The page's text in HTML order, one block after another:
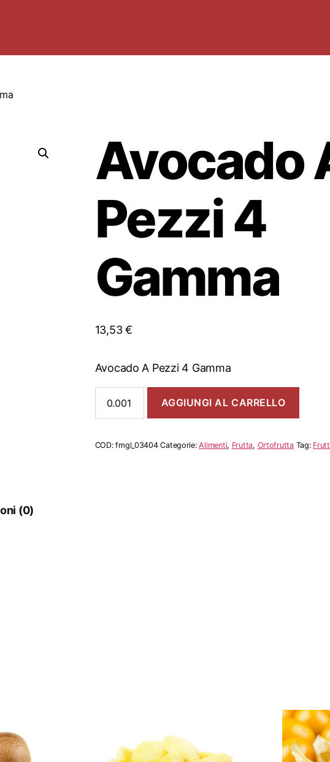
Avocado
Pezzi 4
Gamma
13,53€
Avocado A Pezzi 4 Gamma
Pezzi
Gamma
quantità
AGGIUNGI AL CARRELLO
COD:fmgl_03404 Categorie:Alimenti, Frutta, Ortofrutta Tag:
(0)